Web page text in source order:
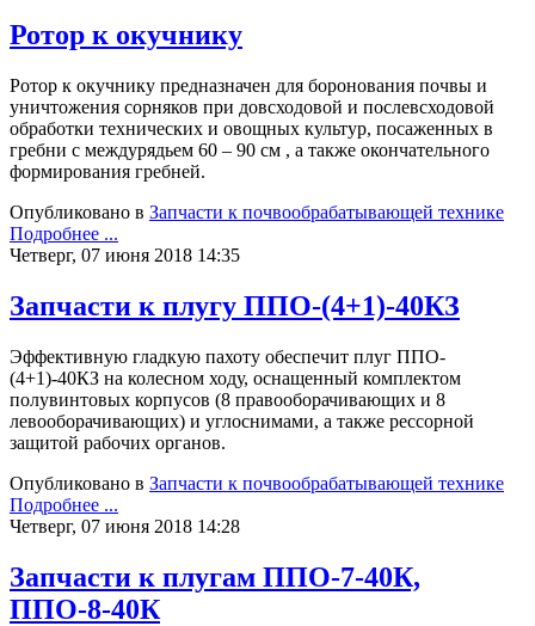
Ротор к окучнику
Ротор к окучнику предназначен для боронования почвы и
уничтожения сорняков при довсходовой и послевсходовой
обработки технических и овощных культур, посаженных в
гребни с междурядьем 60 – 90 см , а также окончательного
формирования гребней.
Опубликовано в Запчасти к почвообрабатывающей технике
Подробнее ...
Четверг, 07 июня 2018 14:35
Запчасти к плугу ППО-(4+1)-40КЗ
Эффективную гладкую пахоту обеспечит плуг ППО-
(4+1)-40КЗ на колесном ходу, оснащенный комплектом
полувинтовых корпусов (8 правооборачивающих и 8
левооборачивающих) и углоснимами, а также рессорной
защитой рабочих органов.
Опубликовано в Запчасти к почвообрабатывающей технике
Подробнее ...
Четверг, 07 июня 2018 14:28
Запчасти к плугам ППО-7-40К,
ППО-8-40К